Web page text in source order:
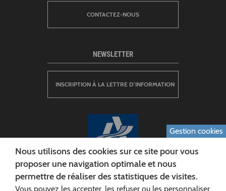
CONSEIL DÉPARTEMENTAL DE L'AISNE
CONTACTEZ-NOUS
NEWSLETTER
INSCRIPTION À LA LETTRE D’INFORMATION
Gestion cookies
Nous utilisons des cookies sur ce site pour vous
proposer une navigation optimale et nous
permettre de réaliser des statistiques de visites.
Vous pouvez les accepter, les refuser ou les personnaliser